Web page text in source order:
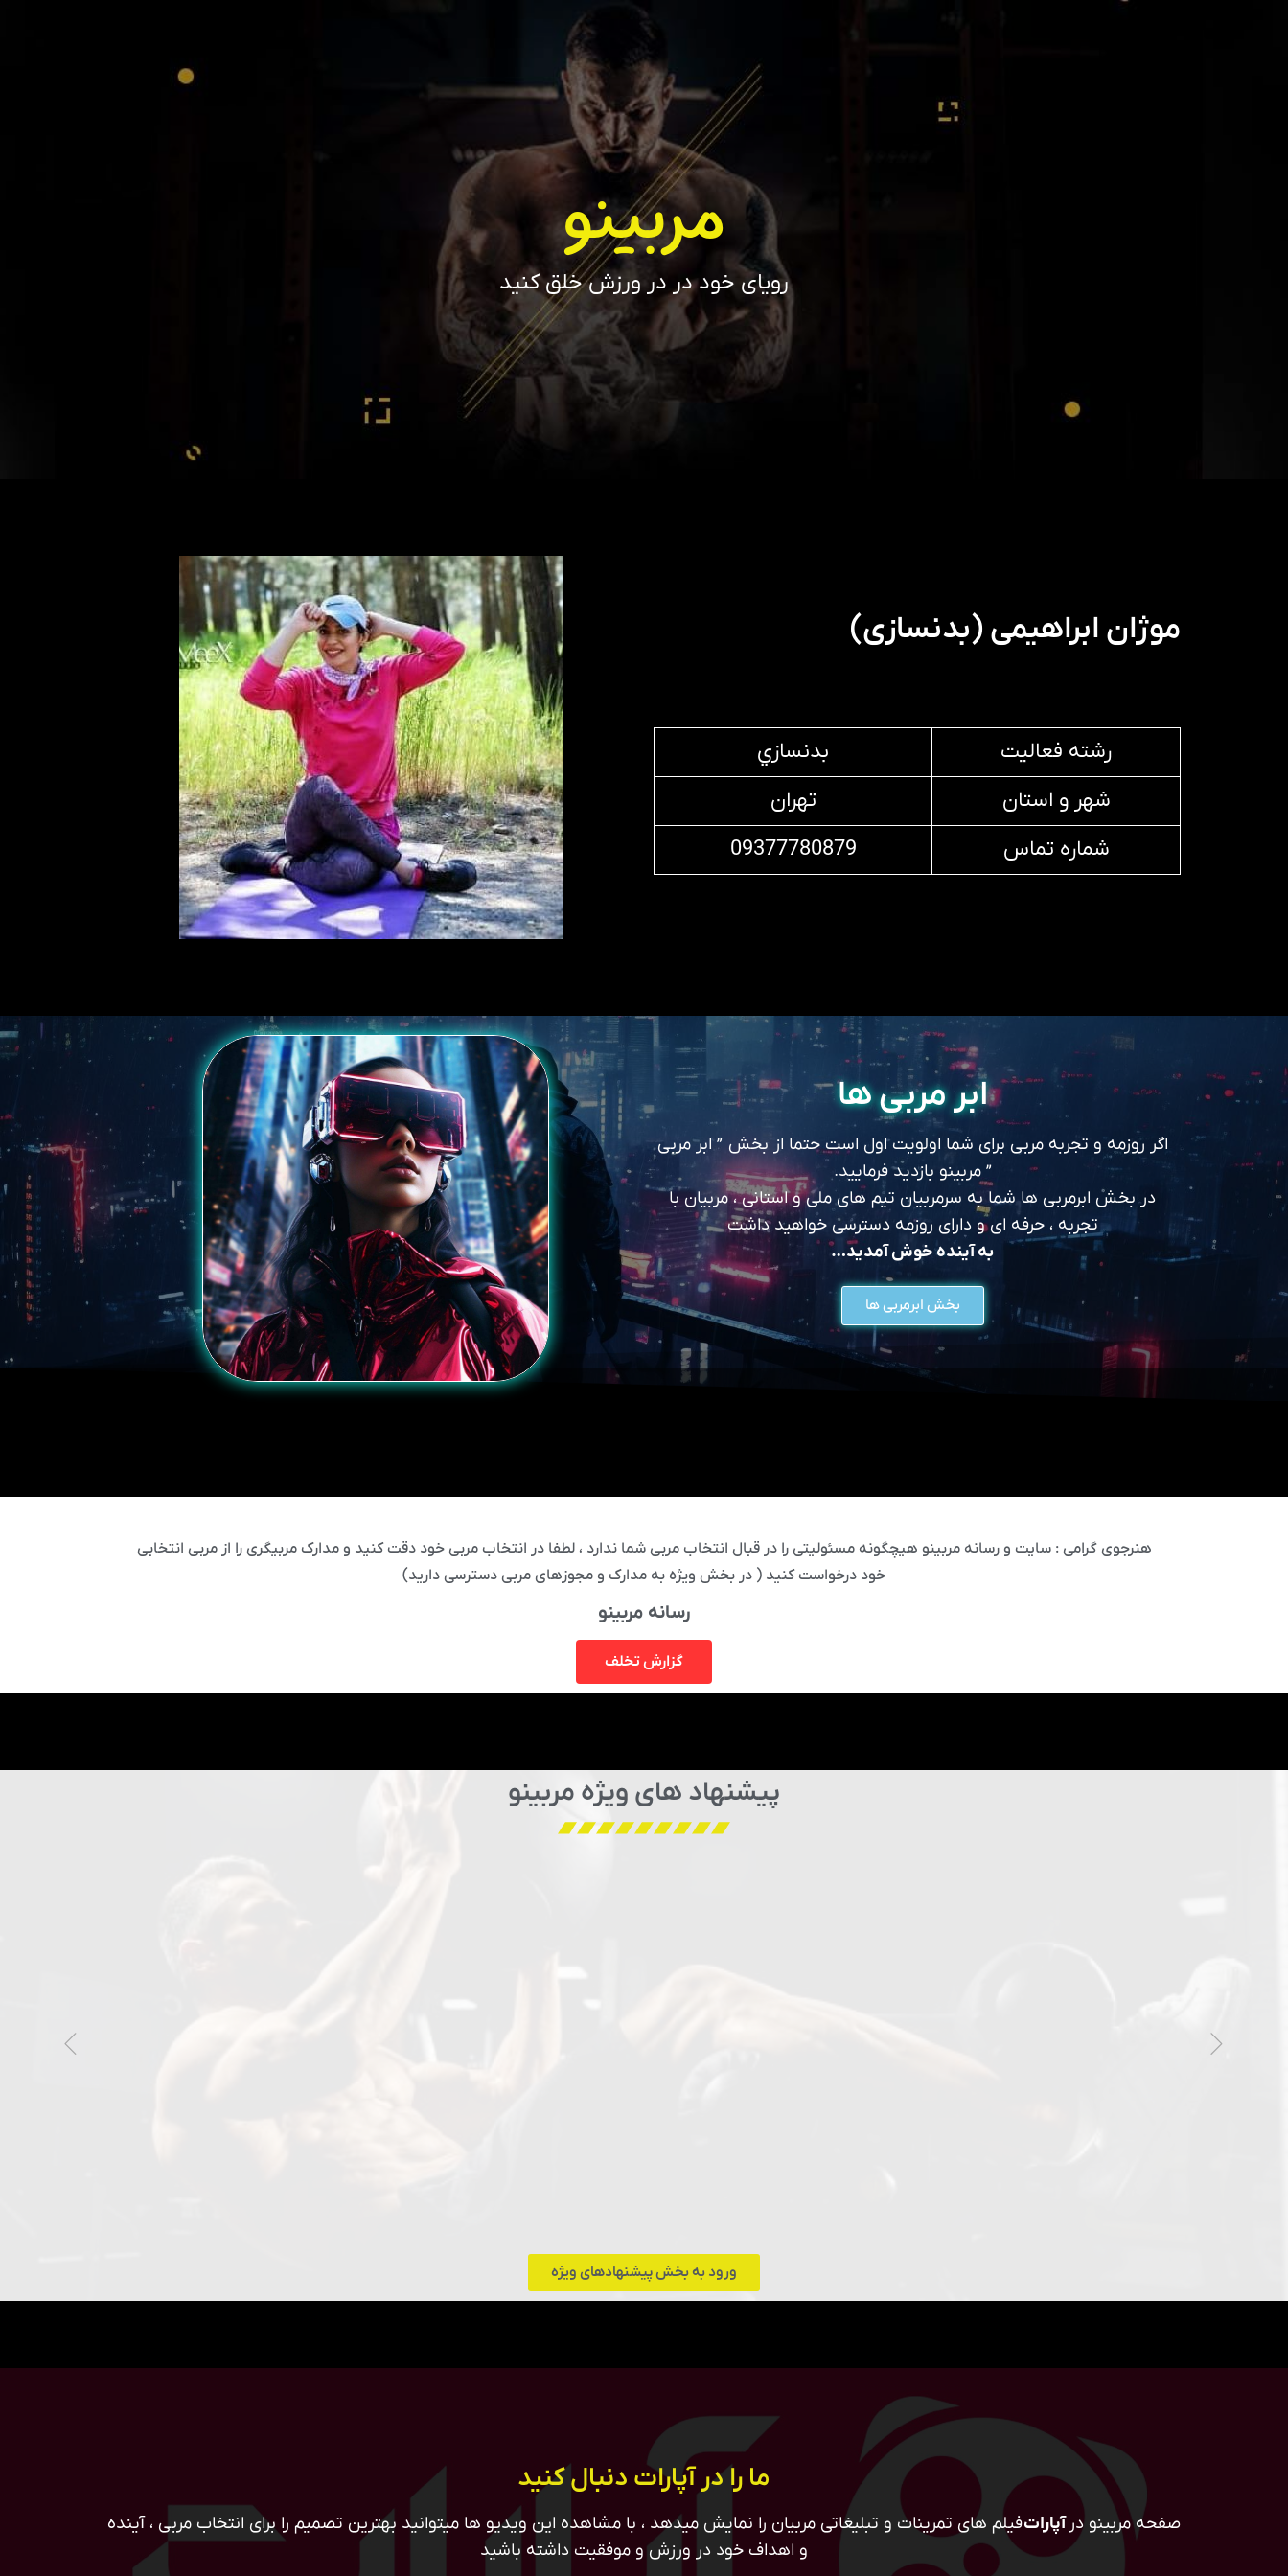
مربینو
رویای خود در در ورزش خلق کنید
موژان ابراهیمی (بدنسازی)
رشته فعالیت
بدنسازي
شهر و استان
تهران
شماره تماس
09377780879
ابر مربی ها
اگر روزمه و تجربه مربی برای شما اولویت اول است حتما از بخش ” ابر مربی
” مربینو بازدید فرمایید.
در بخش ابرمربی ها شما به سرمربیان تیم های ملی و استانی ، مربیان با
تجربه ، حرفه ای و دارای روزمه دسترسی خواهید داشت
به آینده خوش آمدید…
بخش ابرمربی ها
هنرجوی گرامی : سایت و رسانه مربینو هیچگونه مسئولیتی را در قبال انتخاب مربی شما ندارد ، لطفا در انتخاب مربی خود دقت کنید و مدارک مربیگری را از مربی انتخابی
خود درخواست کنید ( در بخش ویژه به مدارک و مجوزهای مربی دسترسی دارید)
رسانه مربینو
گزارش تخلف
پیشنهاد های ویژه مربینو
ورود به بخش پیشنهادهای ویژه
ما را در آپارات دنبال کنید
صفحه مربینو در آپاراتفیلم های تمرینات و تبلیغاتی مربیان را نمایش میدهد ، با مشاهده این ویدیو ها میتوانید بهترین تصمیم را برای انتخاب مربی ، آینده
و اهداف خود در ورزش و موفقیت داشته باشید